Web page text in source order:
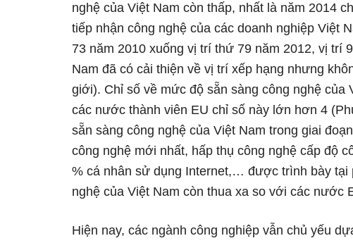
nghệ của Việt Nam còn thấp, nhất là năm 2014
tiếp nhận công nghệ của các doanh nghiệp Việt
73 năm 2010 xuống vị trí thứ 79 năm 2012, vị trí
Nam đã có cải thiện về vị trí xếp hạng nhưng
giới). Chỉ số về mức độ sẵn sàng công nghệ của
các nước thành viên EU chỉ số này lớn hơn 4
sẵn sàng công nghệ của Việt Nam trong giai
công nghệ mới nhất, hấp thụ công nghệ cấp độ
% cá nhân sử dụng Internet,… được trình bày tại
nghệ của Việt Nam còn thua xa so với các nước
Hiện nay, các ngành công nghiệp vẫn chủ yếu